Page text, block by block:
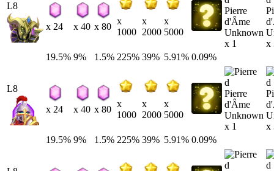
L8
x 24 x 40 x 80
x
1000
x
2000
x
5000
Pierre
d'Âme
Unknown
x 1
x
19.5% 9% 1.5% 225% 39% 5.91% 0.09%
L8
x 24 x 40 x 80
x
1000
x
2000
x
5000
Pierre
d'Âme
Unknown
x 1
x
19.5% 9% 1.5% 225% 39% 5.91% 0.09%